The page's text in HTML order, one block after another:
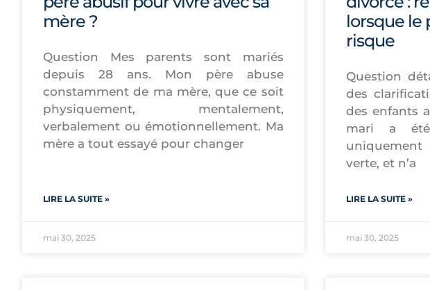
mère ?
Question Mes parents sont mariés
depuis 28 ans. Mon père abuse
constamment de ma mère, que ce soit
physiquement, mentalement,
verbalement ou émotionnellement. Ma
mère a tout essayé pour changer
LIRE LA SUITE »
mai 30, 2025
lorsque le
risque
Question
des
des enfants
mari a été
verte, et n’a
LIRE LA SUITE »
mai 30, 2025